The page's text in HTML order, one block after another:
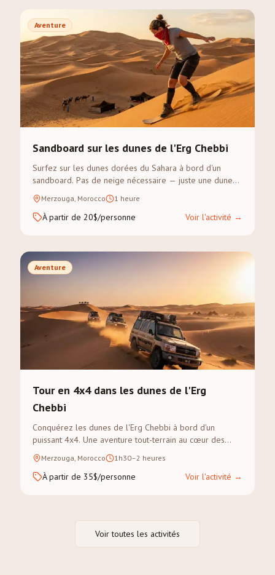
Aventure
Sandboard sur les dunes de l'Erg Chebbi
Surfez sur les dunes dorées du Sahara à bord d'un
sandboard. Pas de neige nécessaire — juste une dune
escarpée et un sens de l'aventure.
Merzouga, Morocco 1 heure
À partir de 20$/personne Voir l'activité →
Aventure
Tour en 4x4 dans les dunes de l'Erg
Chebbi
Conquérez les dunes de l'Erg Chebbi à bord d'un
puissant 4x4. Une aventure tout-terrain au cœur des
paysages les plus dramatiques du Sahara.
Merzouga, Morocco 1h30–2 heures
À partir de 35$/personne Voir l'activité →
Voir toutes les activités